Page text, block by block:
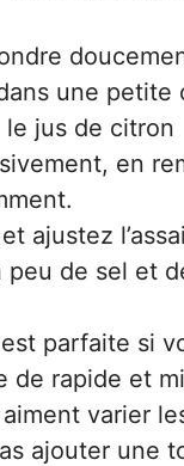
une petite
jus de citron
en
ajustez
peu de sel et
parfaite si
de rapide et
varier
ajouter une